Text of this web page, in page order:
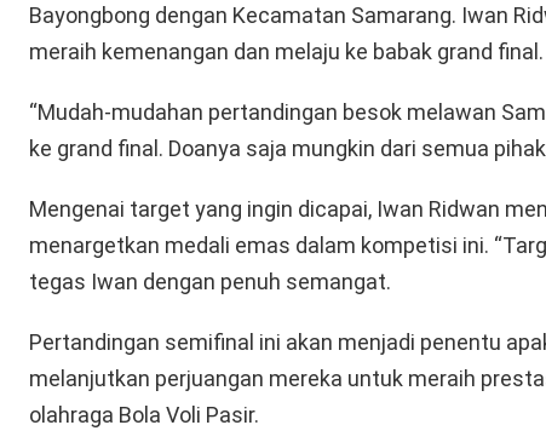
Bayongbong dengan Kecamatan Samarang. Iwan
meraih kemenangan dan melaju ke babak grand final.
“Mudah-mudahan pertandingan besok melawan
ke grand final. Doanya saja mungkin dari semua
Mengenai target yang ingin dicapai, Iwan Ridwan
menargetkan medali emas dalam kompetisi ini.
tegas Iwan dengan penuh semangat.
Pertandingan semifinal ini akan menjadi penentu
melanjutkan perjuangan mereka untuk meraih
olahraga Bola Voli Pasir.